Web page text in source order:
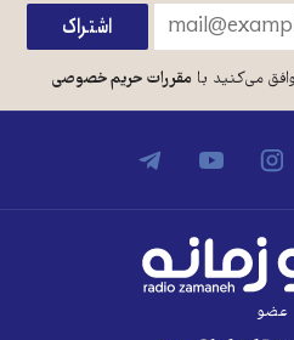
می‌کنید بامقررات حریم خصوصی
عضو